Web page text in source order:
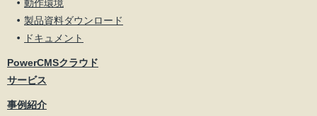
動作環境
製品資料ダウンロード
ドキュメント
PowerCMSクラウド
サービス
事例紹介